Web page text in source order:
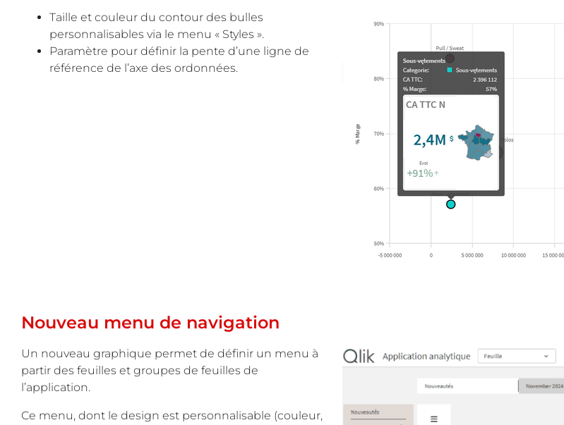
Taille et couleur du contour des bulles
personnalisables via le menu « Styles ».
Paramètre pour définir la pente d’une ligne de
référence de l’axe des ordonnées.
Nouveau menu de navigation
Un nouveau graphique permet de définir un menu à
partir des feuilles et groupes de feuilles de
l’application.
Ce menu, dont le design est personnalisable (couleur,